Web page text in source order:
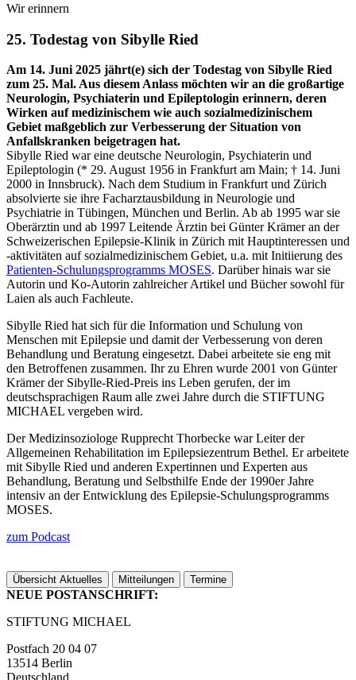
Wir erinnern
25. Todestag von Sibylle Ried
Am 14. Juni 2025 jährt(e) sich der Todestag von Sibylle Ried
zum 25. Mal. Aus diesem Anlass möchten wir an die großartige
Neurologin, Psychiaterin und Epileptologin erinnern, deren
Wirken auf medizinischem wie auch sozialmedizinischem
Gebiet maßgeblich zur Verbesserung der Situation von
Anfallskranken beigetragen hat.
Sibylle Ried war eine deutsche Neurologin, Psychiaterin und
Epileptologin (* 29. August 1956 in Frankfurt am Main; † 14. Juni
2000 in Innsbruck). Nach dem Studium in Frankfurt und Zürich
absolvierte sie ihre Facharztausbildung in Neurologie und
Psychiatrie in Tübingen, München und Berlin. Ab ab 1995 war sie
Oberärztin und ab 1997 Leitende Ärztin bei Günter Krämer an der
Schweizerischen Epilepsie-Klinik in Zürich mit Hauptinteressen und
-aktivitäten auf sozialmedizinischem Gebiet, u.a. mit Initiierung des
Patienten-Schulungsprogramms MOSES. Darüber hinais war sie
Autorin und Ko-Autorin zahlreicher Artikel und Bücher sowohl für
Laien als auch Fachleute.
Sibylle Ried hat sich für die Information und Schulung von
Menschen mit Epilepsie und damit der Verbesserung von deren
Behandlung und Beratung eingesetzt. Dabei arbeitete sie eng mit
den Betroffenen zusammen. Ihr zu Ehren wurde 2001 von Günter
Krämer der Sibylle-Ried-Preis ins Leben gerufen, der im
deutschsprachigen Raum alle zwei Jahre durch die STIFTUNG
MICHAEL vergeben wird.
Der Medizinsoziologe Rupprecht Thorbecke war Leiter der
Allgemeinen Rehabilitation im Epilepsiezentrum Bethel. Er arbeitete
mit Sibylle Ried und anderen Expertinnen und Experten aus
Behandlung, Beratung und Selbsthilfe Ende der 1990er Jahre
intensiv an der Entwicklung des Epilepsie-Schulungsprogramms
MOSES.
zum Podcast
Übersicht Aktuelles Mitteilungen Termine
NEUE POSTANSCHRIFT:
STIFTUNG MICHAEL
Postfach 20 04 07
13514 Berlin